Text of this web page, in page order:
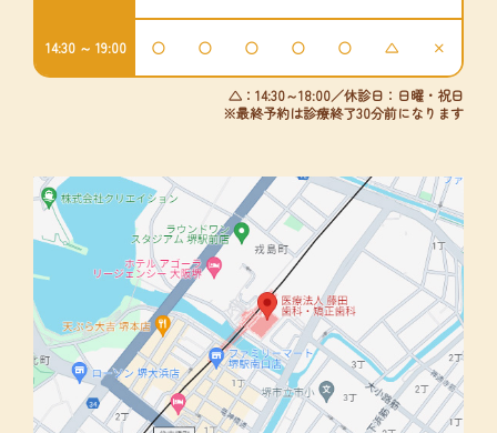
14:30 ～ 19:00 ○ ○ ○ ○ ○ △ ×
△：14:30～18:00／休診日：日曜・祝日
※最終予約は診療終了30分前になります